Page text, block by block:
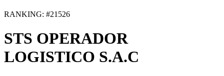
RANKING: #21526
STS OPERADOR
LOGISTICO S.A.C